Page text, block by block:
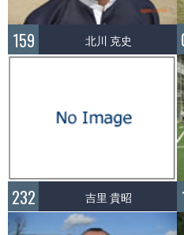
159 北川 克史
232 吉里 貴昭